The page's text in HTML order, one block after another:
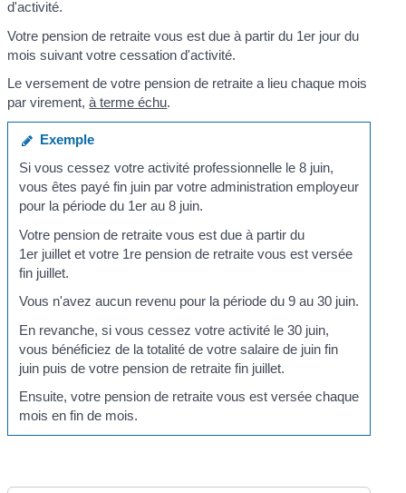
d'activité.
Votre pension de retraite vous est due à partir du 1er jour du
mois suivant votre cessation d'activité.
Le versement de votre pension de retraite a lieu chaque mois
par virement,à terme échu.
Exemple
Si vous cessez votre activité professionnelle le 8 juin,
vous êtes payé fin juin par votre administration employeur
pour la période du 1erau 8 juin.
Votre pension de retraite vous est due à partir du
1erjuillet et votre 1repension de retraite vous est versée
fin juillet.
Vous n'avez aucun revenu pour la période du 9 au 30 juin.
En revanche, si vous cessez votre activité le 30 juin,
vous bénéficiez de la totalité de votre salaire de juin fin
juin puis de votre pension de retraite fin juillet.
Ensuite, votre pension de retraite vous est versée chaque
mois en fin de mois.